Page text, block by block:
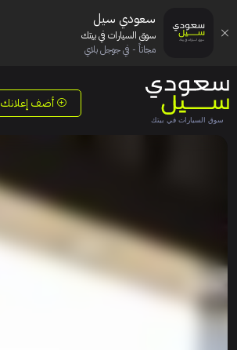
أضف إعلانك
سعودي سيل
سوق السيارات في بيتك
مجاناً - في جوجل بلاي